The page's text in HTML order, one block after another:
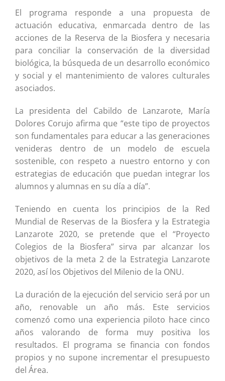
El programa responde a una propuesta de
actuación educativa, enmarcada dentro de las
acciones de la Reserva de la Biosfera y necesaria
para conciliar la conservación de la diversidad
biológica, la búsqueda de un desarrollo económico
y social y el mantenimiento de valores culturales
asociados.
La presidenta del Cabildo de Lanzarote, María
Dolores Corujo afirma que “este tipo de proyectos
son fundamentales para educar a las generaciones
venideras dentro de un modelo de escuela
sostenible, con respeto a nuestro entorno y con
estrategias de educación que puedan integrar los
alumnos y alumnas en su día a día”.
Teniendo en cuenta los principios de la Red
Mundial de Reservas de la Biosfera y la Estrategia
Lanzarote 2020, se pretende que el “Proyecto
Colegios de la Biosfera” sirva par alcanzar los
objetivos de la meta 2 de la Estrategia Lanzarote
2020, así los Objetivos del Milenio de la ONU.
La duración de la ejecución del servicio será por un
año, renovable un año más. Este servicios
comenzó como una experiencia piloto hace cinco
años valorando de forma muy positiva los
resultados. El programa se financia con fondos
propios y no supone incrementar el presupuesto
del Área.